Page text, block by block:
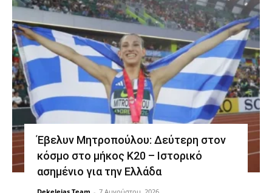
Έβελυν Μητροπούλου: Δεύτερη στον
κόσμο στο μήκος Κ20 – Ιστορικό
ασημένιο για την Ελλάδα